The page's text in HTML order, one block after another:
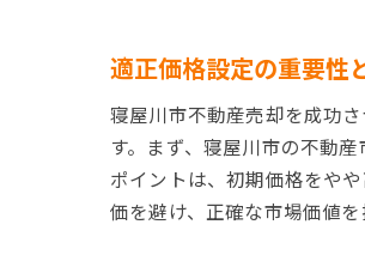
適正価格設定の重要性
寝屋川市不動産売却を成功
す。まず、寝屋川市の不動
ポイントは、初期価格をや
価を避け、正確な市場価値